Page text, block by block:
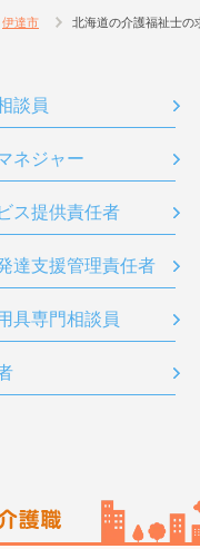
伊達市 北海道の介護福祉士の
談員
ネジャー
ス提供責任者
達支援管理責任者
具専門相談員